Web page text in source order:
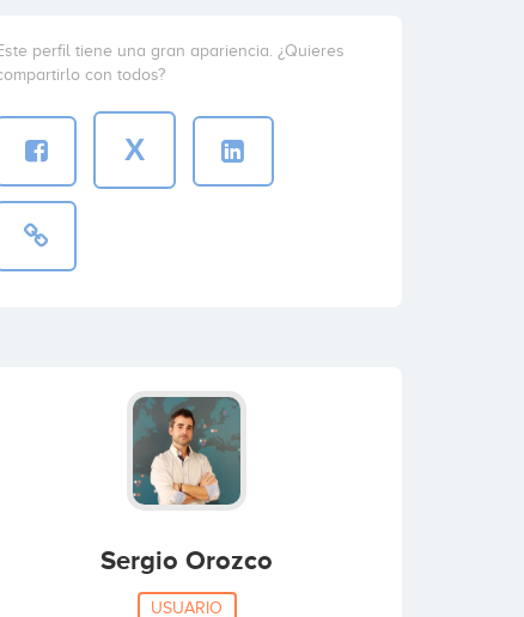
perfil tiene una gran apariencia. ¿Quieres
con todos?
X
Sergio Orozco
USUARIO